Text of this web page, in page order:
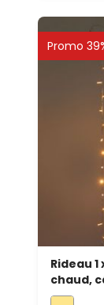
Promo
Rideau
chaud,